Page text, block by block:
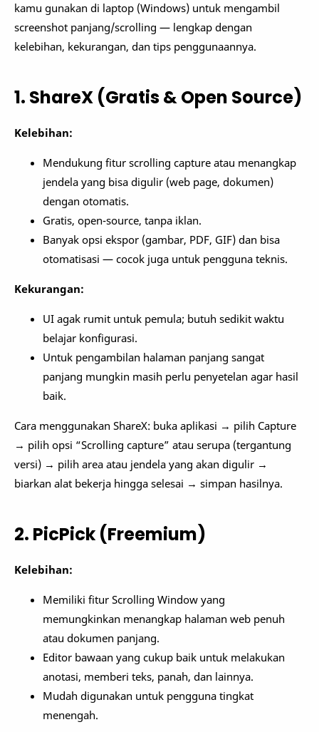
kamu gunakan di laptop (Windows) untuk mengambil
screenshot panjang/scrolling — lengkap dengan
kelebihan, kekurangan, dan tips penggunaannya.
1. ShareX (Gratis & Open Source)
Kelebihan:
Mendukung fitur scrolling capture atau menangkap
jendela yang bisa digulir (web page, dokumen)
dengan otomatis.
Gratis, open-source, tanpa iklan.
Banyak opsi ekspor (gambar, PDF, GIF) dan bisa
otomatisasi — cocok juga untuk pengguna teknis.
Kekurangan:
UI agak rumit untuk pemula; butuh sedikit waktu
belajar konfigurasi.
Untuk pengambilan halaman panjang sangat
panjang mungkin masih perlu penyetelan agar hasil
baik.
Cara menggunakan ShareX: buka aplikasi → pilih Capture
→ pilih opsi “Scrolling capture” atau serupa (tergantung
versi) → pilih area atau jendela yang akan digulir →
biarkan alat bekerja hingga selesai → simpan hasilnya.
2. PicPick (Freemium)
Kelebihan:
Memiliki fitur Scrolling Window yang
memungkinkan menangkap halaman web penuh
atau dokumen panjang.
Editor bawaan yang cukup baik untuk melakukan
anotasi, memberi teks, panah, dan lainnya.
Mudah digunakan untuk pengguna tingkat
menengah.